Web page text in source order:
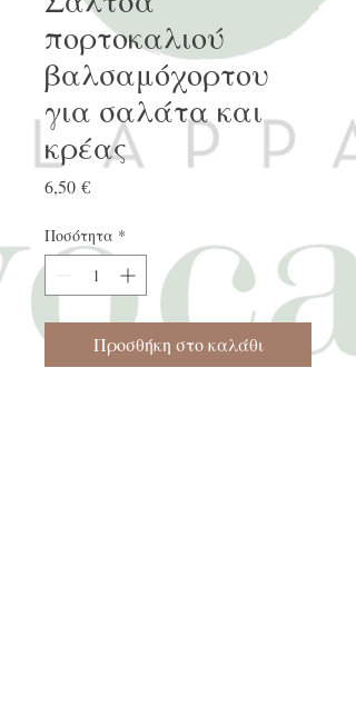
πορτοκαλιού
βαλσαμόχορτου
για σαλάτα και
κρέας
6,50 €Τιμή
Ποσότητα *
Προσθήκη στο καλάθι